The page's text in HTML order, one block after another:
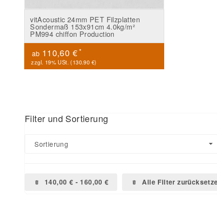
vitAcoustic 24mm PET Filzplatten
Sondermaß 153x91cm 4.0kg/m²
PM994 chiffon Production
ab 110,60 €*
zzgl. 19% USt. (130.90 €)
Filter und Sortierung
Sortierung
140,00 € - 160,00 € Alle Filter